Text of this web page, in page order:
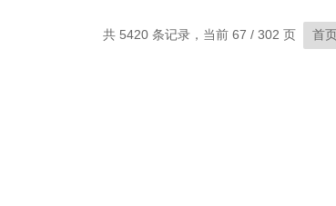
共 5420 条记录，当前 67 / 302 页 首页